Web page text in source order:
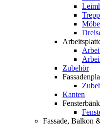
Zubehör
Kanten
Fassade, Balkon